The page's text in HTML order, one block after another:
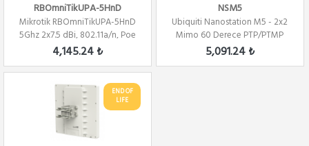
RBOmniTikUPA-5HnD
Mikrotik RBOmniTikUPA-5HnD
5Ghz 2x7.5 dBi, 802.11a/n, Poe
Out, PT...
4,145.24 ₺
NSM5
Ubiquiti Nanostation M5 - 2x2
Mimo 60 Derece PTP/PTMP
5,091.24 ₺
END OF
LIFE